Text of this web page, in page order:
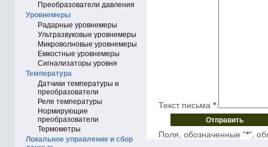
Преобразователи давления
Уровнемеры
Радарные уровнемеры
Ультразвуковые уровнемеры
Микроволновые уровнемеры
Емкостные уровнемеры
Сигнализаторы уровня
Температура
Датчики температуры и
преобразователи
Реле температуры
Нормирующие
преобразователи
Термометры
Локальное управление и сбор
Текст письма *:
Поля, обозначенные "*",